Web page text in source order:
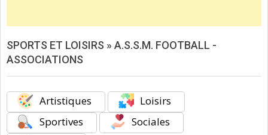
SPORTS ET LOISIRS » A.S.S.M. FOOTBALL -
ASSOCIATIONS
Artistiques
Loisirs
Sportives
Sociales